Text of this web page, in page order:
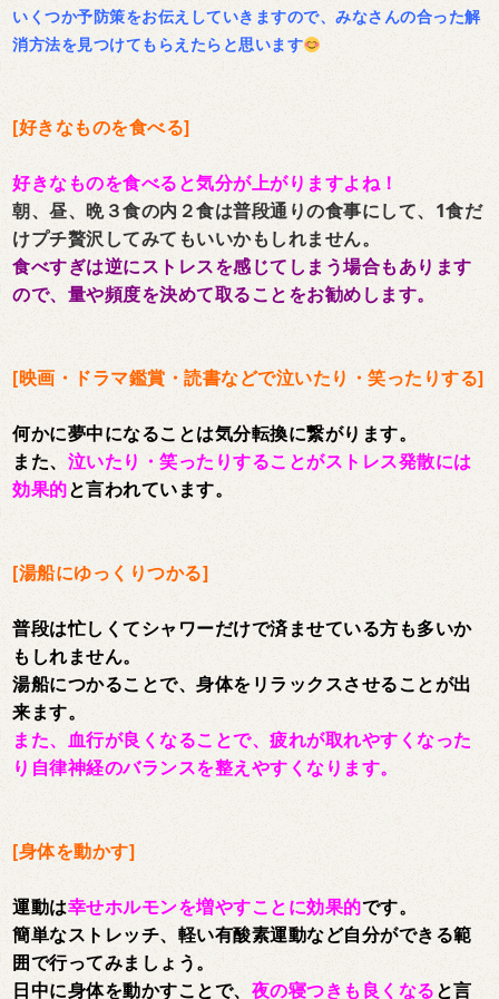
いくつか予防策をお伝えしていきますので、みなさんの合った解
消方法を見つけてもらえたらと思います
[好きなものを食べる]
好きなものを食べると気分が上がりますよね！
朝、昼、晩３食の内２食は普段通りの食事にして、1食だ
けプチ贅沢してみてもいいかもしれません。
食べすぎは逆にストレスを感じてしまう場合もあります
ので、量や頻度を決めて取ることをお勧めします。
[映画・ドラマ鑑賞・読書などで泣いたり・笑ったりする]
何かに夢中になることは気分転換に繋がります。
また、 泣いたり・笑ったりすることがストレス発散には
効果的と言われています。
[湯船にゆっくりつかる]
普段は忙しくてシャワーだけで済ませている方も多いか
もしれません。
湯船につかることで、身体をリラックスさせることが出
来ます。
また、血行が良くなることで、疲れが取れやすくなった
り自律神経のバランスを整えやすくなります。
[身体を動かす]
運動は幸せホルモンを増やすことに効果的です。
簡単なストレッチ、軽い有酸素運動など自分ができる範
囲で行ってみましょう。
日中に身体を動かすことで、 夜の寝つきも良くなると言